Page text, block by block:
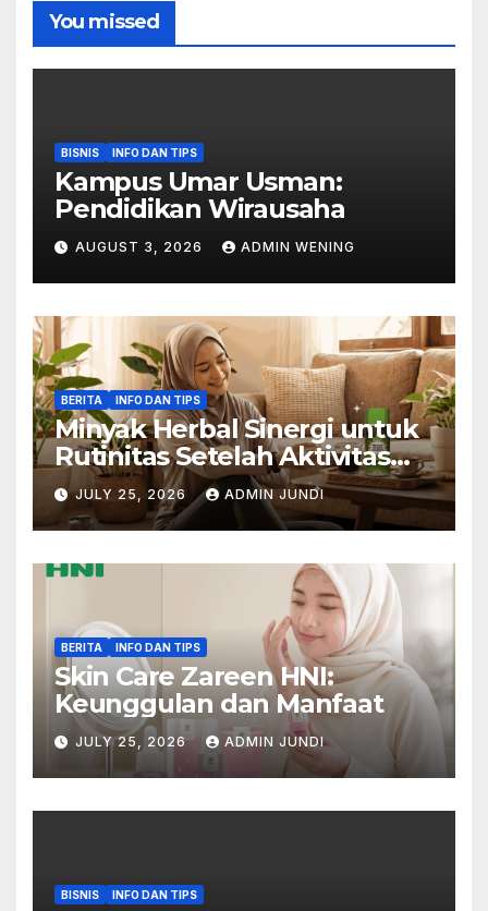
You missed
BISNIS INFO DAN TIPS
Kampus Umar Usman:
Pendidikan Wirausaha
AUGUST 3, 2026 ADMIN WENING
BERITA INFO DAN TIPS
Minyak Herbal Sinergi untuk
Rutinitas Setelah Aktivitas
Padat
JULY 25, 2026 ADMIN JUNDI
BERITA INFO DAN TIPS
Skin Care Zareen HNI:
Keunggulan dan Manfaat
JULY 25, 2026 ADMIN JUNDI
BISNIS INFO DAN TIPS